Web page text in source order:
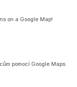
on a Google Map!
pomocí Google Maps.